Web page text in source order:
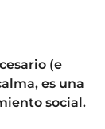
(e
es una
social.